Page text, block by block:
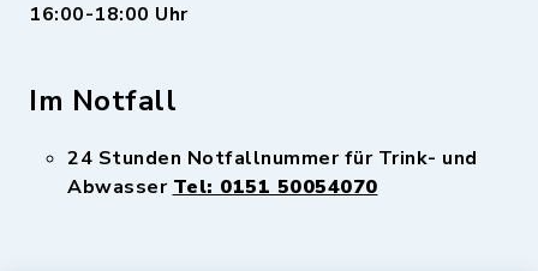
16:00-18:00 Uhr
Im Notfall
24 Stunden Notfallnummer für Trink- und
Abwasser Tel: 0151 50054070